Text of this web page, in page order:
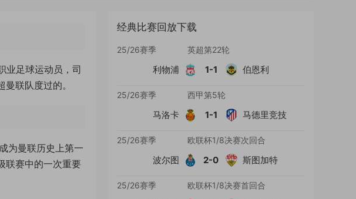
业足球运动员，司
联队度过的。
为曼联历史上第一
联赛中的一次重要
经典比赛回放下载
25/26赛季 英超第22轮
利物浦 1-1 伯恩利
25/26赛季 西甲第5轮
马洛卡 1-1 马德里竞技
25/26赛季 欧联杯1/8决赛次回合
波尔图 2-0 斯图加特
25/26赛季 欧联杯1/8决赛首回合